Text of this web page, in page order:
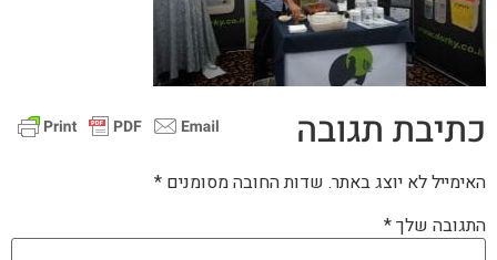
כתיבת תגובה
האימייל לא יוצג באתר. שדות החובה מסומנים *
התגובה שלך*